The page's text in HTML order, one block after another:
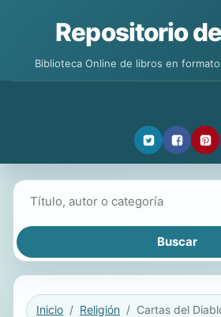
Repositorio
Biblioteca Online de libros en
Inicio Religión Cartas del